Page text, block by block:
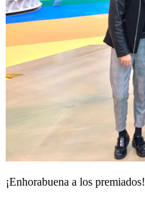
¡Enhorabuena a los premiados!